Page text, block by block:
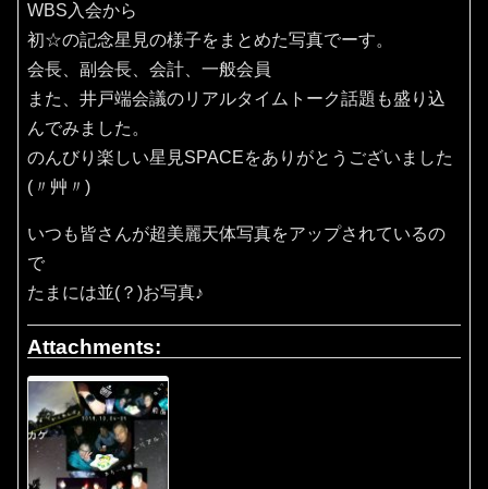
WBS入会から
初☆の記念星見の様子をまとめた写真でーす。
会長、副会長、会計、一般会員
また、井戸端会議のリアルタイムトーク話題も盛り込
んでみました。
のんびり楽しい星見SPACEをありがとうございました
(〃艸〃)
いつも皆さんが超美麗天体写真をアップされているの
で
たまには並(？)お写真♪
Attachments: